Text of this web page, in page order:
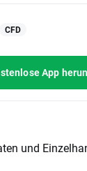
CFD
App
und